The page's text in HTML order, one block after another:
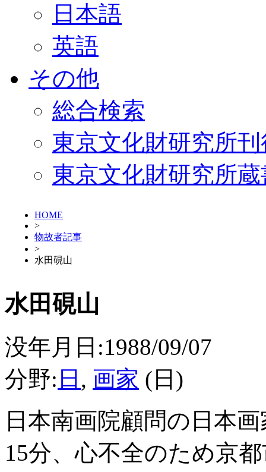
日本語
英語
その他
総合検索
東京文化財研究所
東京文化財研究所
HOME
>
物故者記事
>
水田硯山
水田硯山
没年月日:1988/09/07
分野: 日 , 画家 (日)
日本南画院顧問の日本画
15分、心不全のため京